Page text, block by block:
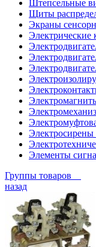
Штепсельные
Щиты
Экраны
Электрические
Электросирены
Элементы
Группы товаров
назад